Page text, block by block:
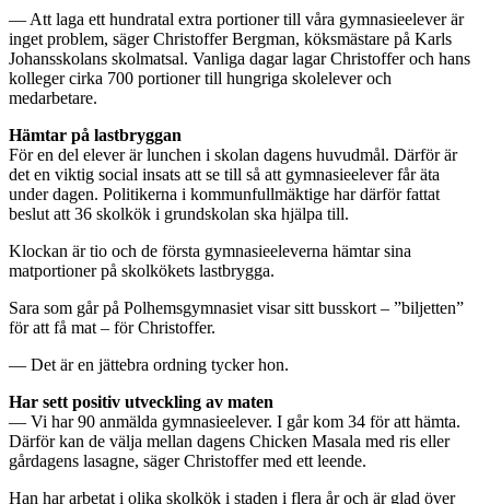
— Att laga ett hundratal extra portioner till våra gymnasieelever är
inget problem, säger Christoffer Bergman, köksmästare på Karls
Johansskolans skolmatsal. Vanliga dagar lagar Christoffer och hans
kolleger cirka 700 portioner till hungriga skolelever och
medarbetare.
Hämtar på lastbryggan
För en del elever är lunchen i skolan dagens huvudmål. Därför är
det en viktig social insats att se till så att gymnasieelever får äta
under dagen. Politikerna i kommunfullmäktige har därför fattat
beslut att 36 skolkök i grundskolan ska hjälpa till.
Klockan är tio och de första gymnasieeleverna hämtar sina
matportioner på skolkökets lastbrygga.
Sara som går på Polhemsgymnasiet visar sitt busskort – ”biljetten”
för att få mat – för Christoffer.
— Det är en jättebra ordning tycker hon.
Har sett positiv utveckling av maten
— Vi har 90 anmälda gymnasieelever. I går kom 34 för att hämta.
Därför kan de välja mellan dagens Chicken Masala med ris eller
gårdagens lasagne, säger Christoffer med ett leende.
Han har arbetat i olika skolkök i staden i flera år och är glad över